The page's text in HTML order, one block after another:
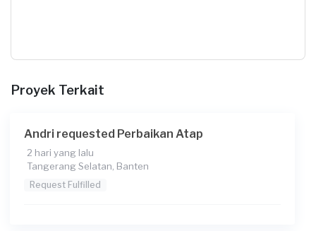
Proyek Terkait
Andri requested Perbaikan Atap
2 hari yang lalu
Tangerang Selatan, Banten
Request Fulfilled